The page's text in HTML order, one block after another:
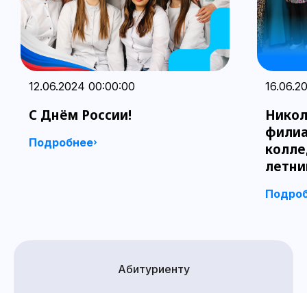
12.06.2024 00:00:00
С Днём России!
Подробнее
Абитуриенту